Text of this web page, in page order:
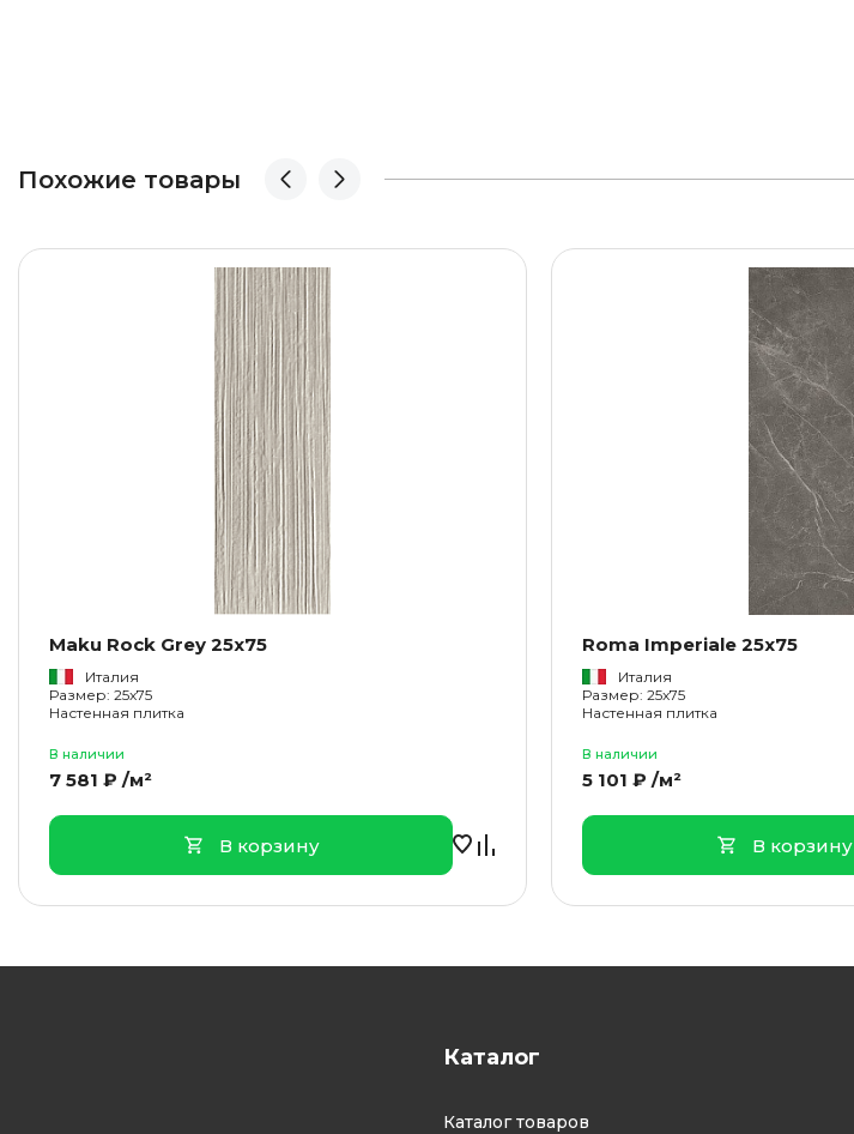
Похожие товары
Maku Rock Grey 25x75
Италия
Размер: 25x75
Настенная плитка
В наличии
7 581 ₽ /м²
В корзину
Roma Imperiale 25x75
Италия
Размер: 25x75
Настенная плитка
В наличии
5 101 ₽ /м²
В корзину
Каталог
Каталог товаров